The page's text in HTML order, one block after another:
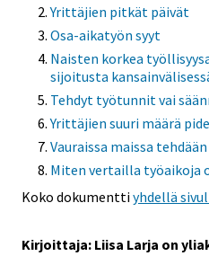
Yrittäjien pitkät päivät
Osa-aikatyön syyt
Naisten korkea
sijoitusta
Tehdyt työtunnit vai
Yrittäjien suuri määrä
Vauraissa maissa
Miten vertailla työaikoja
Koko dokumenttiyhdellä
Kirjoittaja: Liisa Larja on